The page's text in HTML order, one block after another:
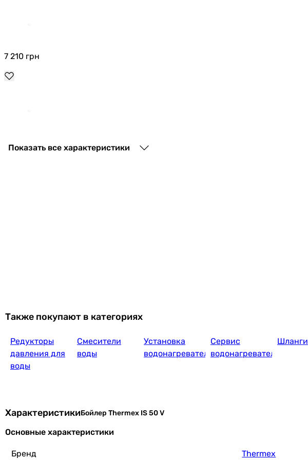
7 210 грн
9 589
8 048грн
Основные характеристики
50 л
Фактический объём воды
Показать все характеристики
Также покупают в категориях
Редукторы
давления для
воды
Смесители
воды
Установка
водонагревателей
Сервис
водонагревателей
Шланги
ХарактеристикиБойлер Thermex IS 50 V
Основные характеристики
Бренд Thermex